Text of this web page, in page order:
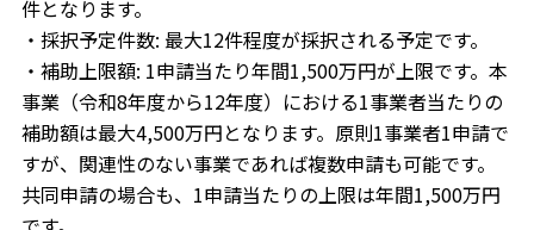
件となります。
・採択予定件数: 最大12件程度が採択される予定です。
・補助上限額: 1申請当たり年間1,500万円が上限です。本
事業（令和8年度から12年度）における1事業者当たりの
補助額は最大4,500万円となります。原則1事業者1申請で
すが、関連性のない事業であれば複数申請も可能です。
共同申請の場合も、1申請当たりの上限は年間1,500万円